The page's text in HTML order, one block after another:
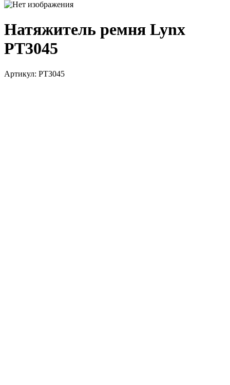
Натяжитель ремня Lynx
PT3045
Артикул: PT3045